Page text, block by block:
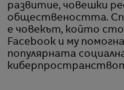
развитие, човешки
обществеността.
е човекът, който
Facebook и му
популярната